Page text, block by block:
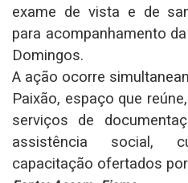
exame de vista e de
para acompanhamento
Domingos.
A ação ocorre
Paixão, espaço que
serviços de
assistência social,
capacitação ofertados